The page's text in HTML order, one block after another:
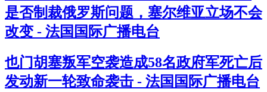
是否制裁俄罗斯问题，塞尔维亚立场不会
改变 - 法国国际广播电台
也门胡塞叛军空袭造成58名政府军死亡后
发动新一轮致命袭击 - 法国国际广播电台